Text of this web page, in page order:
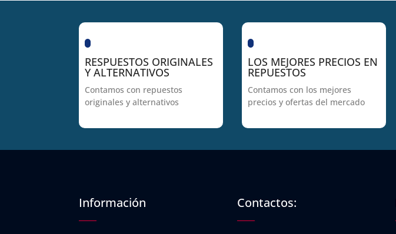
RESPUESTOS ORIGINALES
Y ALTERNATIVOS
Contamos con repuestos
originales y alternativos
LOS MEJORES PRECIOS EN
REPUESTOS
Contamos con los mejores
precios y ofertas del mercado
Información Contactos: